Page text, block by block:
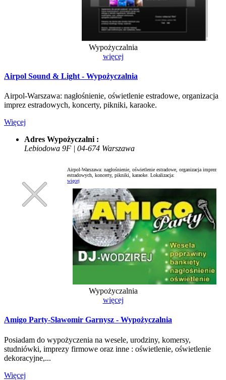
Wypożyczalnia
więcej
Airpol Sound & Light - Wypożyczalnia
Airpol-Warszawa: nagłośnienie, oświetlenie estradowe, organizacja
imprez estradowych, koncerty, pikniki, karaoke.
Więcej
Adres Wypożyczalni :
Lebiodowa 9F | 04-674 Warszawa
Airpol-Warszawa: nagłośnienie, oświetlenie estradowe, organizacja imprez
estradowych, koncerty, pikniki, karaoke. Lokalizacja:
więcej
Wypożyczalnia
więcej
Amigo Party-Sławomir Garnysz - Wypożyczalnia
Posiadam do wypożyczenia na wesele, urodziny, komersy,
studniówki, imprezy firmowe oraz inne : oświetlenie, oświetlenie
dekoracyjne,...
Więcej